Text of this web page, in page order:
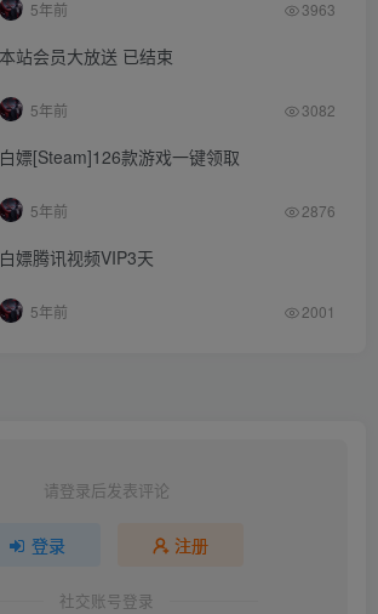
5年前 3963
本站会员大放送 已结束
5年前 3082
白嫖[Steam]126款游戏一键领取
5年前 2876
白嫖腾讯视频VIP3天
5年前 2001
请登录后发表评论
登录 注册
社交账号登录